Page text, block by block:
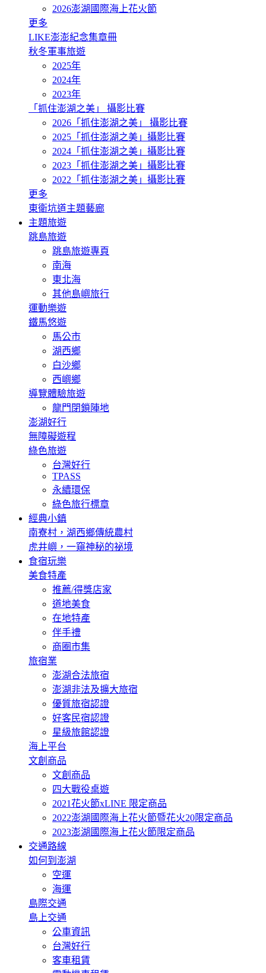
2026澎湖國際海上花火節
更多
LIKE澎澎紀念集章冊
秋冬軍事旅遊
2025年
2024年
2023年
「抓住澎湖之美」 攝影比賽
2026「抓住澎湖之美」 攝影比賽
2025「抓住澎湖之美」攝影比賽
2024「抓住澎湖之美」攝影比賽
2023「抓住澎湖之美」攝影比賽
2022「抓住澎湖之美」攝影比賽
更多
東衛坑道主題藝廊
主題旅遊
跳島旅遊
跳島旅遊專頁
南海
東北海
其他島嶼旅行
運動樂遊
鐵馬悠遊
馬公市
湖西鄉
白沙鄉
西嶼鄉
導覽體驗旅遊
龍門閉鎖陣地
澎湖好行
無障礙遊程
綠色旅遊
台灣好行
TPASS
永續環保
綠色旅行標章
經典小鎮
南寮村，湖西鄉傳統農村
虎井嶼，一窺神秘的祕境
食宿玩樂
美食特產
推薦/得獎店家
道地美食
在地特產
伴手禮
商圈市集
旅宿業
澎湖合法旅宿
澎湖非法及擴大旅宿
優質旅宿認證
好客民宿認證
星級旅館認證
海上平台
文創商品
文創商品
四大戰役桌遊
2021花火節xLINE 限定商品
2022澎湖國際海上花火節暨花火20限定商品
2023澎湖國際海上花火節限定商品
交通路線
如何到澎湖
空運
海運
島際交通
島上交通
公車資訊
台灣好行
客車租賃